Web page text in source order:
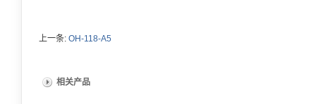
上一条: OH-118-A5
相关产品